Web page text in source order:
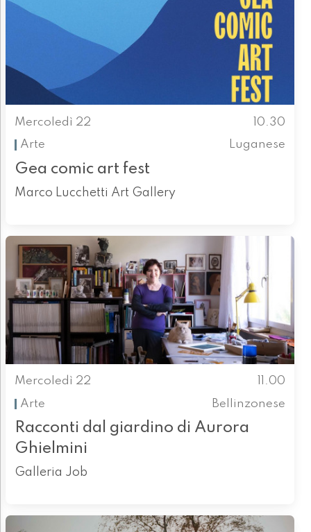
Mercoledì 22
10.30
Arte
Luganese
Gea comic art fest
Marco Lucchetti Art Gallery
Mercoledì 22
11.00
Arte
Bellinzonese
Racconti dal giardino di Aurora
Ghielmini
Galleria Job